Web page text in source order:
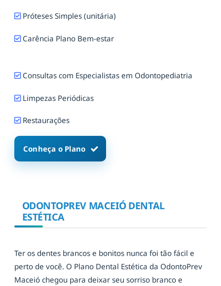
Próteses Simples (unitária)
Carência Plano Bem-estar
Consultas com Especialistas em Odontopediatria
Limpezas Periódicas
Restaurações
Conheça o Plano
ODONTOPREV MACEIÓ DENTAL
ESTÉTICA
Ter os dentes brancos e bonitos nunca foi tão fácil e
perto de você. O Plano Dental Estética da OdontoPrev
Maceió chegou para deixar seu sorriso branco e